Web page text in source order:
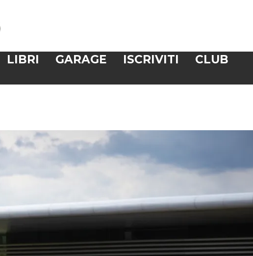
LIBRI GARAGE ISCRIVITI
CLUB